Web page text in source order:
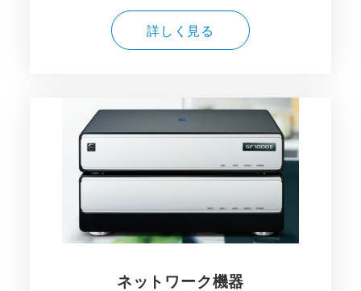
詳しく見る
ネットワーク機器